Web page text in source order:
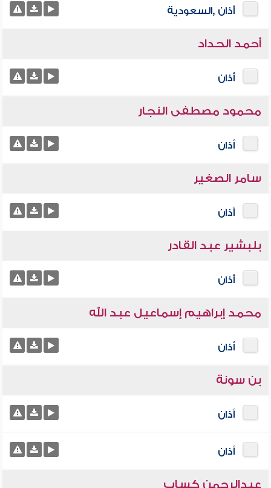
أذان ,السعودية
أحمد الحداد
أذان
محمود مصطفى النجار
أذان
سامر الصغير
أذان
بلبشير عبد القادر
أذان
محمد إبراهيم إسماعيل عبد الله
أذان
بن سونة
أذان
أذان
عبدالرحمن كساب